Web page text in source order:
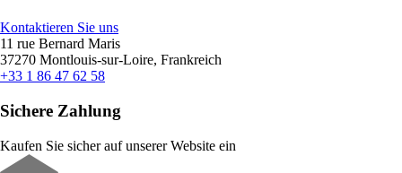
Kontaktieren Sie uns
11 rue Bernard Maris
37270 Montlouis-sur-Loire, Frankreich
+33 1 86 47 62 58
Sichere Zahlung
Kaufen Sie sicher auf unserer Website ein